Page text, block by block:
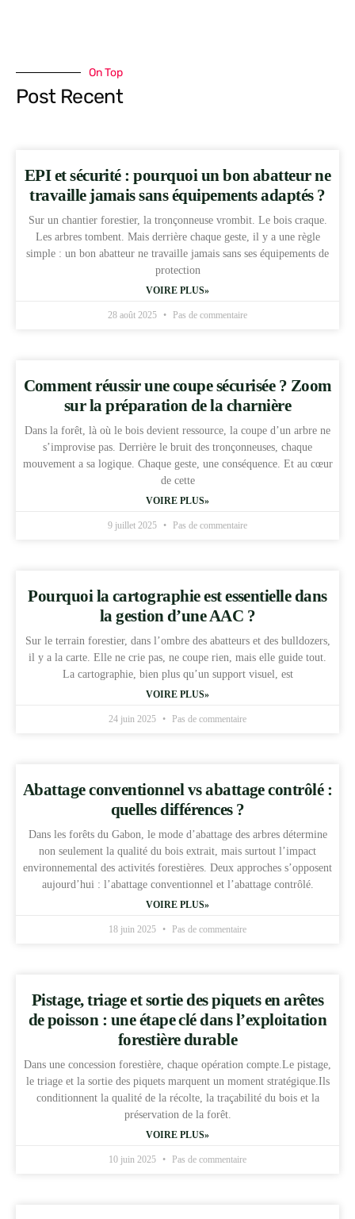
On Top
Post Recent
EPI et sécurité : pourquoi un bon abatteur ne
travaille jamais sans équipements adaptés ?
Sur un chantier forestier, la tronçonneuse vrombit. Le bois craque.
Les arbres tombent. Mais derrière chaque geste, il y a une règle
simple : un bon abatteur ne travaille jamais sans ses équipements de
protection
VOIRE PLUS»
28 août 2025 Pas de commentaire
Comment réussir une coupe sécurisée ? Zoom
sur la préparation de la charnière
Dans la forêt, là où le bois devient ressource, la coupe d’un arbre ne
s’improvise pas. Derrière le bruit des tronçonneuses, chaque
mouvement a sa logique. Chaque geste, une conséquence. Et au cœur
de cette
VOIRE PLUS»
9 juillet 2025 Pas de commentaire
Pourquoi la cartographie est essentielle dans
la gestion d’une AAC ?
Sur le terrain forestier, dans l’ombre des abatteurs et des bulldozers,
il y a la carte. Elle ne crie pas, ne coupe rien, mais elle guide tout.
La cartographie, bien plus qu’un support visuel, est
VOIRE PLUS»
24 juin 2025 Pas de commentaire
Abattage conventionnel vs abattage contrôlé :
quelles différences ?
Dans les forêts du Gabon, le mode d’abattage des arbres détermine
non seulement la qualité du bois extrait, mais surtout l’impact
environnemental des activités forestières. Deux approches s’opposent
aujourd’hui : l’abattage conventionnel et l’abattage contrôlé.
VOIRE PLUS»
18 juin 2025 Pas de commentaire
Pistage, triage et sortie des piquets en arêtes
de poisson : une étape clé dans l’exploitation
forestière durable
Dans une concession forestière, chaque opération compte.Le pistage,
le triage et la sortie des piquets marquent un moment stratégique.Ils
conditionnent la qualité de la récolte, la traçabilité du bois et la
préservation de la forêt.
VOIRE PLUS»
10 juin 2025 Pas de commentaire